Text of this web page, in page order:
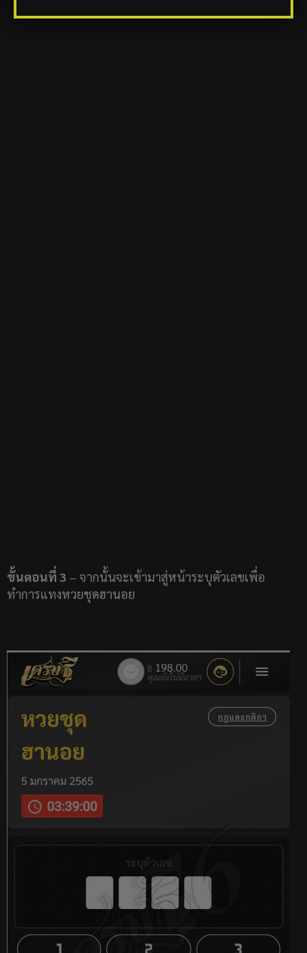
ขั้นตอนที่ 3 – จากนั้นจะเข้ามาสู่หน้าระบุตัวเลขเพื่อ
ทำการแทงหวยชุดฮานอย